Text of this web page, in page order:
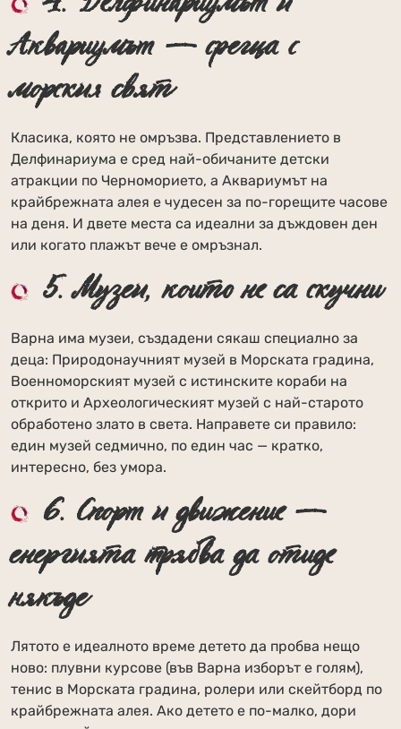
Аквариумът — среща с
морския свят
Класика, която не омръзва. Представлението в
Делфинариума е сред най-обичаните детски
атракции по Черноморието, а Аквариумът на
крайбрежната алея е чудесен за по-горещите часове
на деня. И двете места са идеални за дъждовен ден
или когато плажът вече е омръзнал.
5. Музеи, които не са скучни
Варна има музеи, създадени сякаш специално за
деца: Природонаучният музей в Морската градина,
Военноморският музей с истинските кораби на
открито и Археологическият музей с най-старото
обработено злато в света. Направете си правило:
един музей седмично, по един час — кратко,
интересно, без умора.
6. Спорт и движение —
енергията трябва да отиде
някъде
Лятото е идеалното време детето да пробва нещо
ново: плувни курсове (във Варна изборът е голям),
тенис в Морската градина, ролери или скейтборд по
крайбрежната алея. Ако детето е по-малко, дори